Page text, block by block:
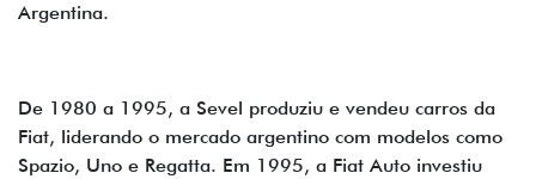
Argentina.
De 1980 a 1995, a Sevel produziu e vendeu carros da
Fiat, liderando o mercado argentino com modelos como
Spazio, Uno e Regatta. Em 1995, a Fiat Auto investiu